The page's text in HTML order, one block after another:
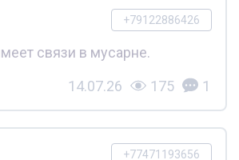
+79122886426
связи в мусарне.
14.07.26 175 1
+77471193656